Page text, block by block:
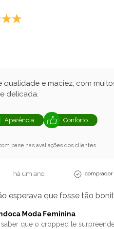
qualidade e maciez, com
delicada.
Aparência Conforto
base nas avaliações dos clientes
há um ano comprador
esperava que fosse tão
Moda Feminina
saber que o cropped te